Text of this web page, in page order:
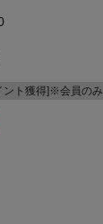
ント獲得]※会員のみ